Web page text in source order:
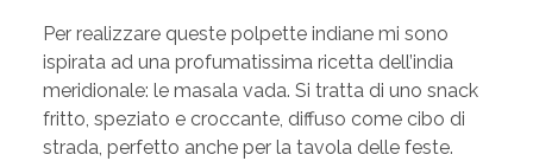
Per realizzare queste polpette indiane mi sono
ispirata ad una profumatissima ricetta dell’india
meridionale: le masala vada. Si tratta di uno snack
fritto, speziato e croccante, diffuso come cibo di
strada, perfetto anche per la tavola delle feste.